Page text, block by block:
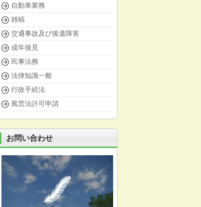
自動車業務
雑稿
交通事故及び後遺障害
成年後見
民事法務
法律知識一般
行政手続法
風営法許可申請
お問い合わせ